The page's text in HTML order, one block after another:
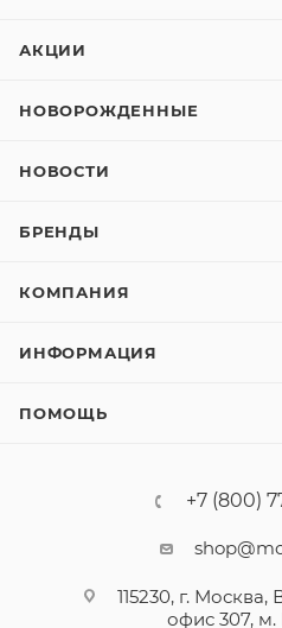
АКЦИИ
НОВОРОЖДЕННЫЕ
НОВОСТИ
БРЕНДЫ
КОМПАНИЯ
ИНФОРМАЦИЯ
ПОМОЩЬ
+7 (800)
115230, г.
офис 307, м.